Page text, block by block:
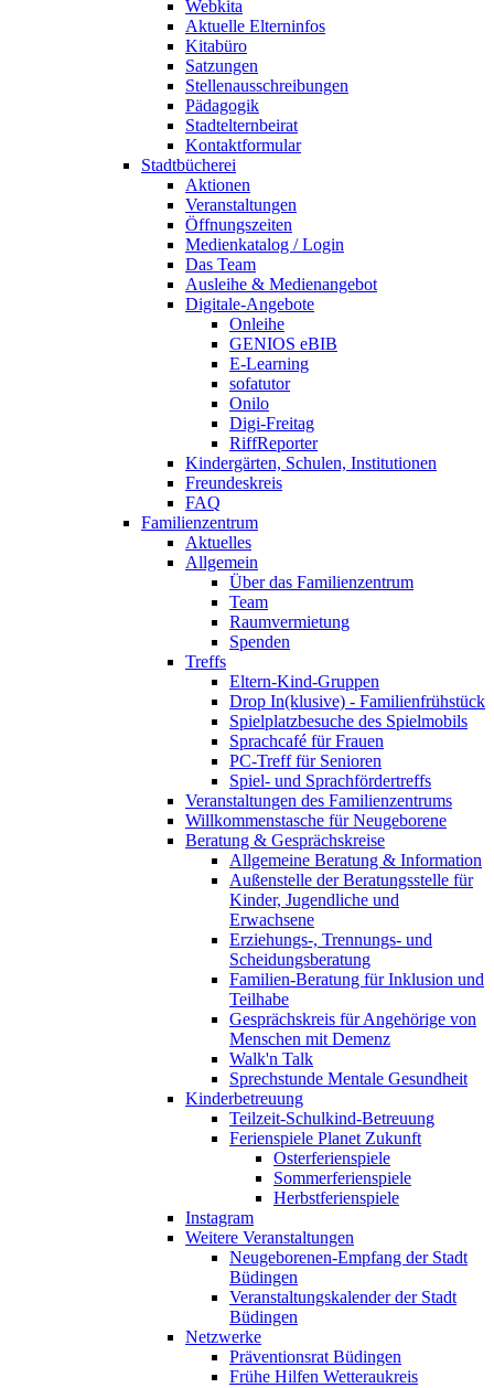
Webkita
Aktuelle Elterninfos
Kitabüro
Satzungen
Stellenausschreibungen
Pädagogik
Stadtelternbeirat
Kontaktformular
Stadtbücherei
Aktionen
Veranstaltungen
Öffnungszeiten
Medienkatalog / Login
Das Team
Ausleihe & Medienangebot
Digitale-Angebote
Onleihe
GENIOS eBIB
E-Learning
sofatutor
Onilo
Digi-Freitag
RiffReporter
Kindergärten, Schulen, Institutionen
Freundeskreis
FAQ
Familienzentrum
Aktuelles
Allgemein
Über das Familienzentrum
Team
Raumvermietung
Spenden
Treffs
Eltern-Kind-Gruppen
Drop In(klusive) - Familienfrühstück
Spielplatzbesuche des Spielmobils
Sprachcafé für Frauen
PC-Treff für Senioren
Spiel- und Sprachfördertreffs
Veranstaltungen des Familienzentrums
Willkommenstasche für Neugeborene
Beratung & Gesprächskreise
Allgemeine Beratung & Information
Außenstelle der Beratungsstelle für
Kinder, Jugendliche und
Erwachsene
Erziehungs-, Trennungs- und
Scheidungsberatung
Familien-Beratung für Inklusion und
Teilhabe
Gesprächskreis für Angehörige von
Menschen mit Demenz
Walk'n Talk
Sprechstunde Mentale Gesundheit
Kinderbetreuung
Teilzeit-Schulkind-Betreuung
Ferienspiele Planet Zukunft
Osterferienspiele
Sommerferienspiele
Herbstferienspiele
Instagram
Weitere Veranstaltungen
Neugeborenen-Empfang der Stadt
Büdingen
Veranstaltungskalender der Stadt
Büdingen
Netzwerke
Präventionsrat Büdingen
Frühe Hilfen Wetteraukreis